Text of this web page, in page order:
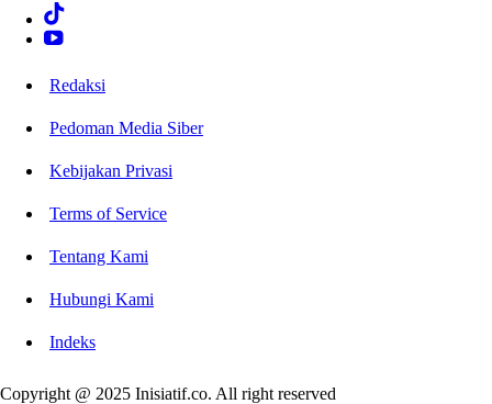
Redaksi
Pedoman Media Siber
Kebijakan Privasi
Terms of Service
Tentang Kami
Hubungi Kami
Indeks
Copyright @ 2025 Inisiatif.co. All right reserved